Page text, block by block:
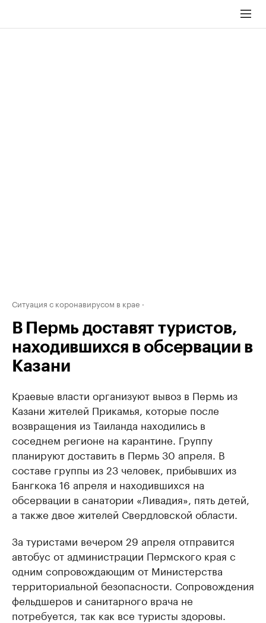
Ситуация с коронавирусом в крае
В Пермь доставят туристов,
находившихся в обсервации в
Казани
Краевые власти организуют вывоз в Пермь из
Казани жителей Прикамья, которые после
возвращения из Таиланда находились в
соседнем регионе на карантине. Группу
планируют доставить в Пермь 30 апреля. В
составе группы из 23 человек, прибывших из
Бангкока 16 апреля и находившихся на
обсервации в санатории «Ливадия», пять детей,
а также двое жителей Свердловской области.
За туристами вечером 29 апреля отправится
автобус от администрации Пермского края с
одним сопровождающим от Министерства
территориальной безопасности. Сопровождения
фельдшеров и санитарного врача не
потребуется, так как все туристы здоровы.